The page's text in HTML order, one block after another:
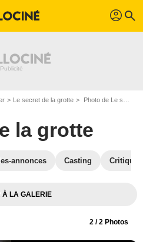
profil search
Le secret de la grotte Photo de Le secret de la grotte - Photo 2
la grotte
annonces Casting
À LA GALERIE
2 / 2 Photos